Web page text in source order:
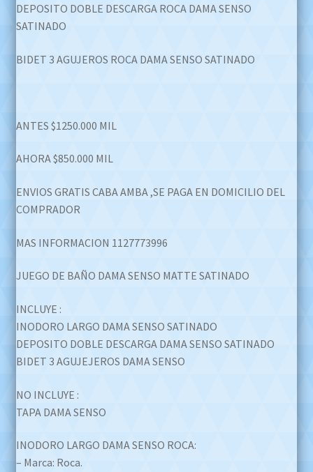
DEPOSITO DOBLE DESCARGA ROCA DAMA SENSO
SATINADO
BIDET 3 AGUJEROS ROCA DAMA SENSO SATINADO
ANTES $1250.000 MIL
AHORA $850.000 MIL
ENVIOS GRATIS CABA AMBA ,SE PAGA EN DOMICILIO DEL
COMPRADOR
MAS INFORMACION 1127773996
JUEGO DE BAÑO DAMA SENSO MATTE SATINADO
INCLUYE :
INODORO LARGO DAMA SENSO SATINADO
DEPOSITO DOBLE DESCARGA DAMA SENSO SATINADO
BIDET 3 AGUJEJEROS DAMA SENSO
NO INCLUYE :
TAPA DAMA SENSO
INODORO LARGO DAMA SENSO ROCA:
– Marca: Roca.